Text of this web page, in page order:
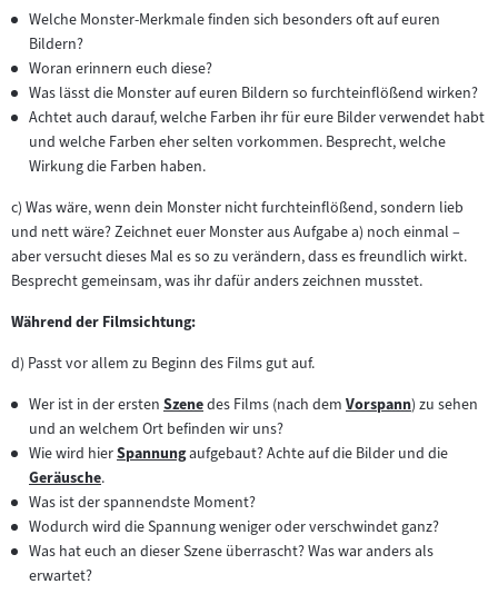
Welche Monster-Merkmale finden sich besonders oft auf euren
Bildern?
Woran erinnern euch diese?
Was lässt die Monster auf euren Bildern so furchteinflößend wirken?
Achtet auch darauf, welche Farben ihr für eure Bilder verwendet habt
und welche Farben eher selten vorkommen. Besprecht, welche
Wirkung die Farben haben.
c) Was wäre, wenn dein Monster nicht furchteinflößend, sondern lieb
und nett wäre? Zeichnet euer Monster aus Aufgabe a) noch einmal –
aber versucht dieses Mal es so zu verändern, dass es freundlich wirkt.
Besprecht gemeinsam, was ihr dafür anders zeichnen musstet.
Während der Filmsichtung:
d) Passt vor allem zu Beginn des Films gut auf.
Wer ist in der ersten Zum
Inhalt:
Szenedes Films (nach dem Zum
Vorspann) zu sehen
und an welchem Ort befinden wir uns?
Wie wird hierZum
Spannungaufgebaut? Achte auf die Bilder und die
Zum
Inhalt:
Geräusche.
Was ist der spannendste Moment?
Wodurch wird die Spannung weniger oder verschwindet ganz?
Was hat euch an dieser Szene überrascht? Was war anders als
erwartet?